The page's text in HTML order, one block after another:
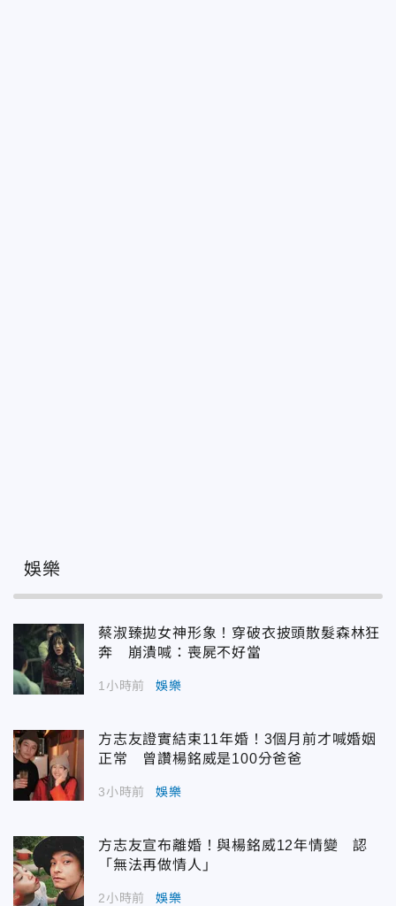
娛樂
蔡淑臻拋女神形象！穿破衣披頭散髮森林狂
奔 崩潰喊：喪屍不好當
1小時前 娛樂
方志友證實結束11年婚！3個月前才喊婚姻
正常 曾讚楊銘威是100分爸爸
3小時前 娛樂
方志友宣布離婚！與楊銘威12年情變 認
「無法再做情人」
2小時前 娛樂